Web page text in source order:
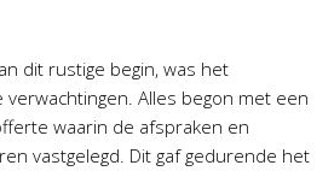
dit rustige begin, was het
Alles begon met een
waarin de afspraken en
vastgelegd. Dit gaf gedurende het